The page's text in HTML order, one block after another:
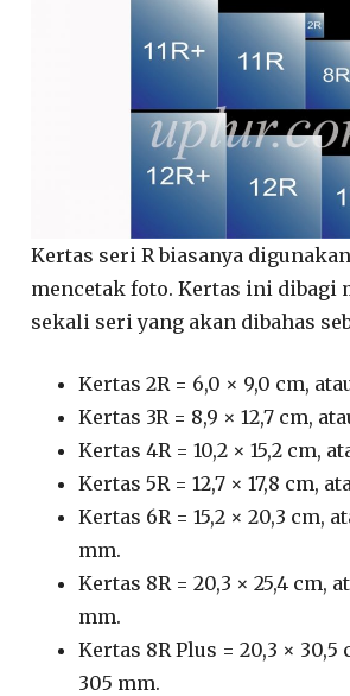
Kertas seri R biasanya
mencetak foto. Kertas ini dibagi
sekali seri yang akan dibahas
Kertas 2R = 6,0 × 9,0 cm,
Kertas 3R = 8,9 × 12,7 cm,
Kertas 4R = 10,2 × 15,2 cm,
Kertas 5R = 12,7 × 17,8 cm,
Kertas 6R = 15,2 × 20,3 cm,
mm.
Kertas 8R = 20,3 × 25,4 cm,
mm.
Kertas 8R Plus = 20,3 × 30,5
305 mm.